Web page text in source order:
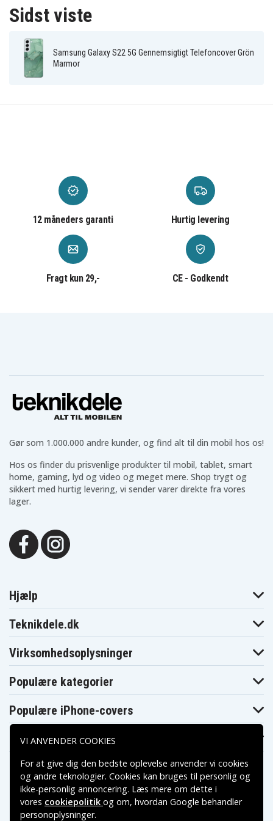
Sidst viste
Samsung Galaxy S22 5G Gennemsigtigt Telefoncover Grön
Marmor
12 måneders garanti Hurtig levering
Fragt kun 29,- CE - Godkendt
Gør som 1.000.000 andre kunder, og find alt til din mobil hos os!
Hos os finder du prisvenlige produkter til mobil, tablet, smart
home, gaming, lyd og video og meget mere. Shop trygt og
sikkert med hurtig levering, vi sender varer direkte fra vores
lager.
Hjælp
Teknikdele.dk
Virksomhedsoplysninger
Populære kategorier
Populære iPhone-covers
Populære Samsung-covers
Betalingsmuligheder
VI ANVENDER COOKIES
For at give dig den bedste oplevelse anvender vi cookies
og andre teknologier. Cookies kan bruges til personlig og
ikke-personlig annoncering. Læs mere om dette i
vores cookiepolitik og om, hvordan Google behandler
personoplysninger.